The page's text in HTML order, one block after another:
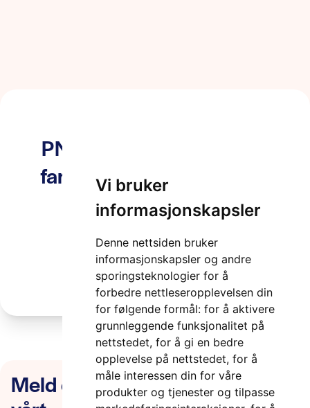
Vi bruker
informasjonskapsler
Denne nettsiden bruker
informasjonskapsler og andre
sporingsteknologier for å
forbedre nettleseropplevelsen din
for følgende formål: for å aktivere
grunnleggende funksjonalitet på
nettstedet, for å gi en bedre
opplevelse på nettstedet, for å
måle interessen din for våre
produkter og tjenester og tilpasse
PNG-5000-Skyttel-logo-
farge-KORT-1600×500-1
Meld deg på nyhetsbrevet